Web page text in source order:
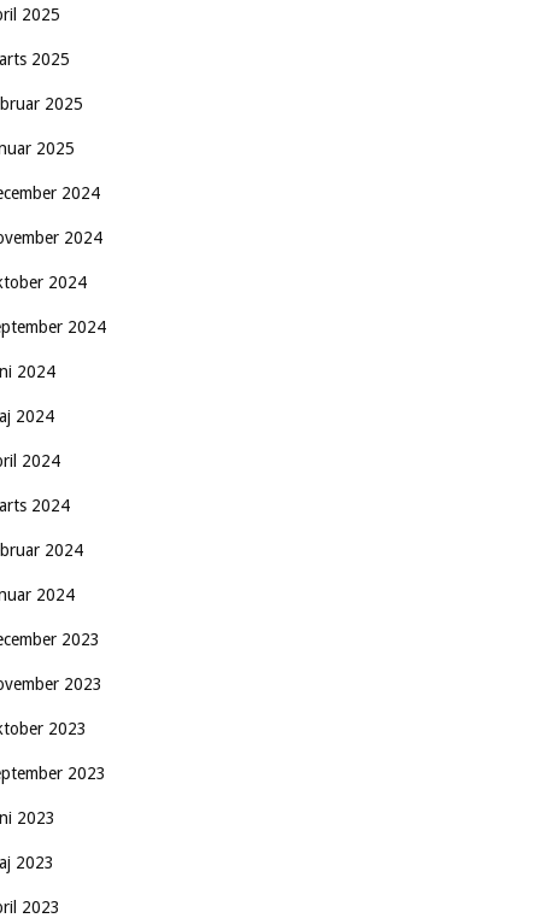
2025
2025
2025
2025
2024
2024
2024
2024
2024
2024
2024
2024
2024
2024
2023
2023
2023
2023
2023
2023
2023